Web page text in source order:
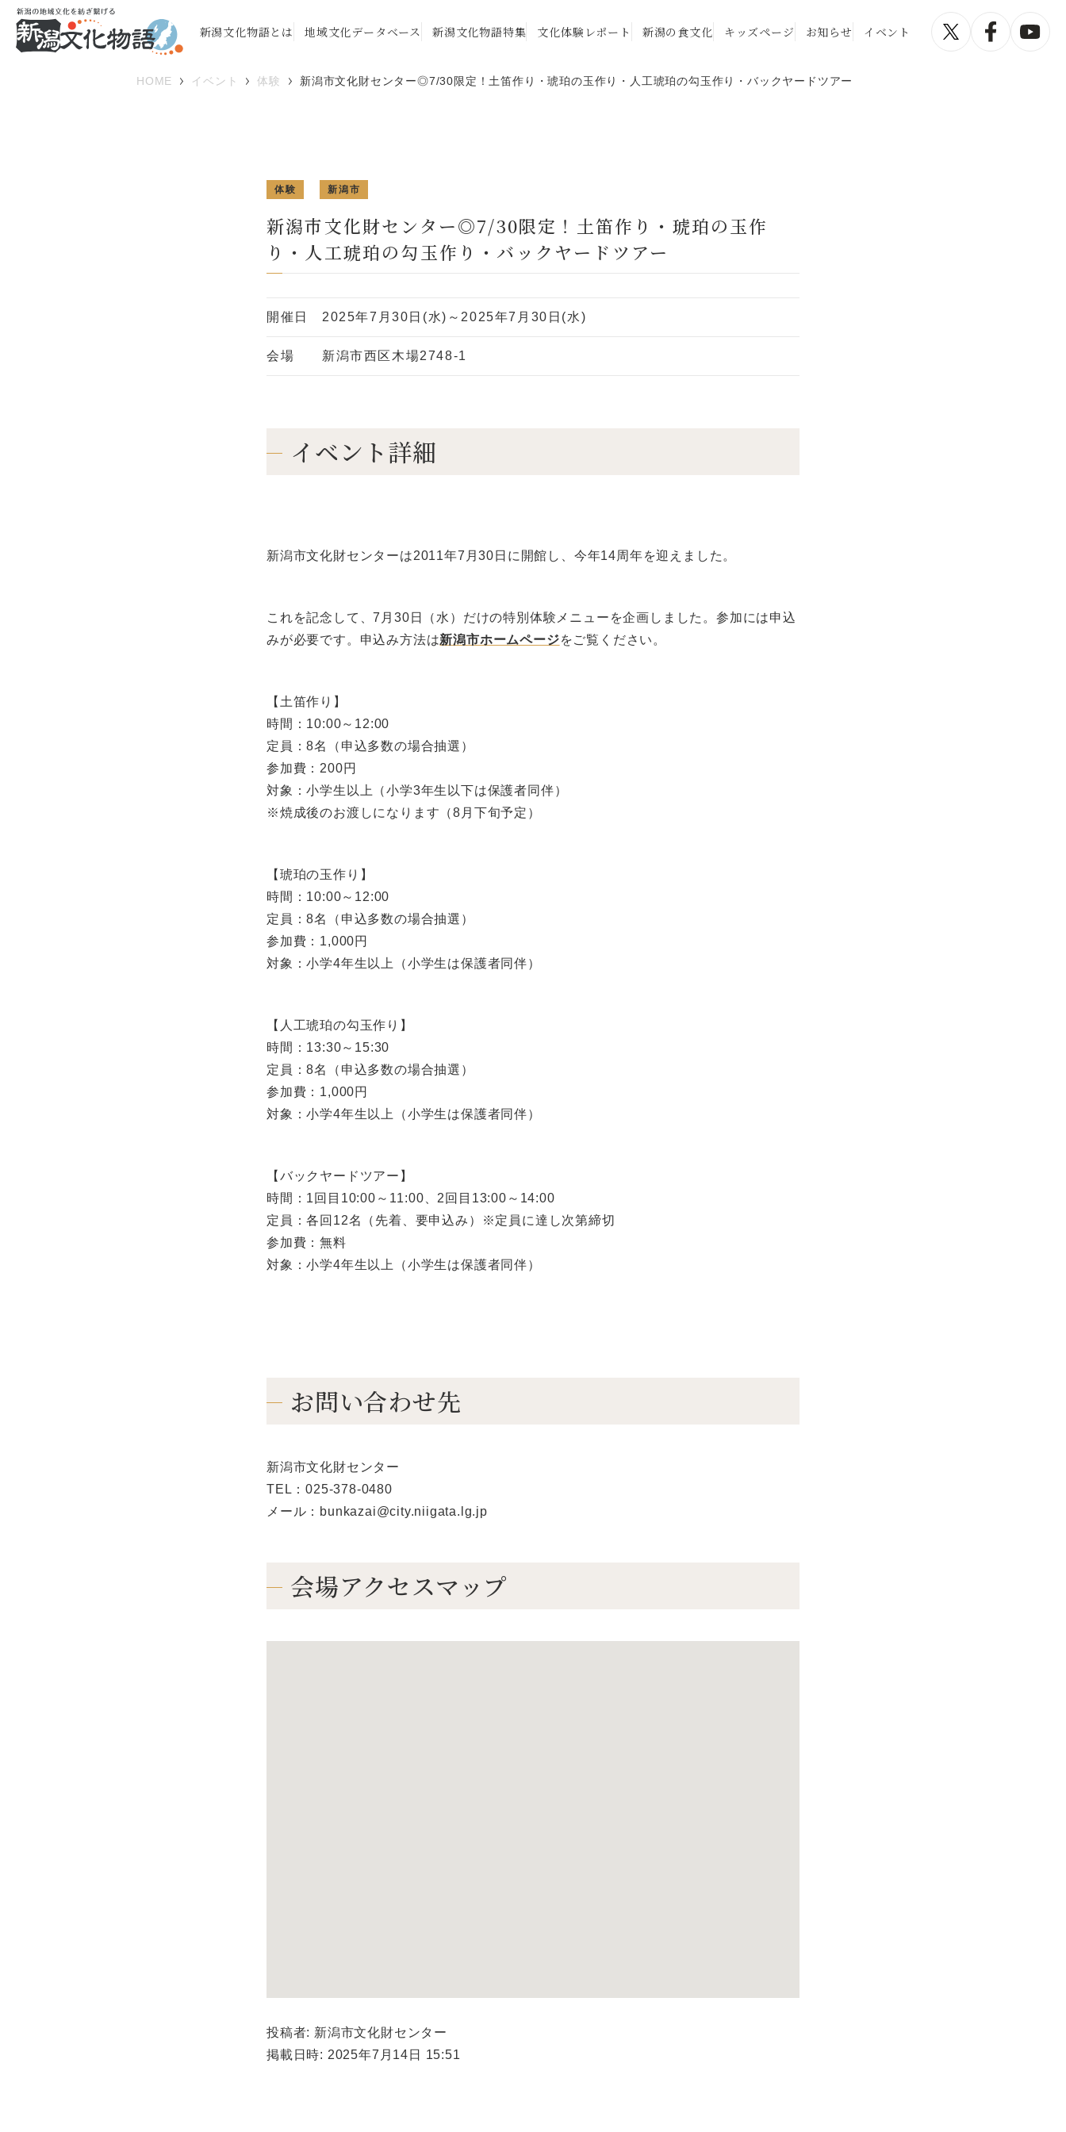
新潟文化物語とは 地域文化データベース 新潟文化物語特集 文化体験レポート 新潟の食文化 キッズページ お知らせ イベント
HOME イベント 体験 新潟市文化財センター◎7/30限定！土笛作り・琥珀の玉作り・人工琥珀の勾玉作り・バックヤードツアー
体験 新潟市
新潟市文化財センター◎7/30限定！土笛作り・琥珀の玉作
り・人工琥珀の勾玉作り・バックヤードツアー
開催日 2025年7月30日(水)～2025年7月30日(水)
会場 新潟市西区木場2748-1
イベント詳細
新潟市文化財センターは2011年7月30日に開館し、今年14周年を迎えました。
これを記念して、7月30日（水）だけの特別体験メニューを企画しました。参加には申込
みが必要です。申込み方法は新潟市ホームページをご覧ください。
【土笛作り】
時間：10:00～12:00
定員：8名（申込多数の場合抽選）
参加費：200円
対象：小学生以上（小学3年生以下は保護者同伴）
※焼成後のお渡しになります（8月下旬予定）
【琥珀の玉作り】
時間：10:00～12:00
定員：8名（申込多数の場合抽選）
参加費：1,000円
対象：小学4年生以上（小学生は保護者同伴）
【人工琥珀の勾玉作り】
時間：13:30～15:30
定員：8名（申込多数の場合抽選）
参加費：1,000円
対象：小学4年生以上（小学生は保護者同伴）
【バックヤードツアー】
時間：1回目10:00～11:00、2回目13:00～14:00
定員：各回12名（先着、要申込み）※定員に達し次第締切
参加費：無料
対象：小学4年生以上（小学生は保護者同伴）
お問い合わせ先
新潟市文化財センター
TEL：025-378-0480
メール：bunkazai@city.niigata.lg.jp
会場アクセスマップ
投稿者: 新潟市文化財センター
掲載日時: 2025年7月14日 15:51